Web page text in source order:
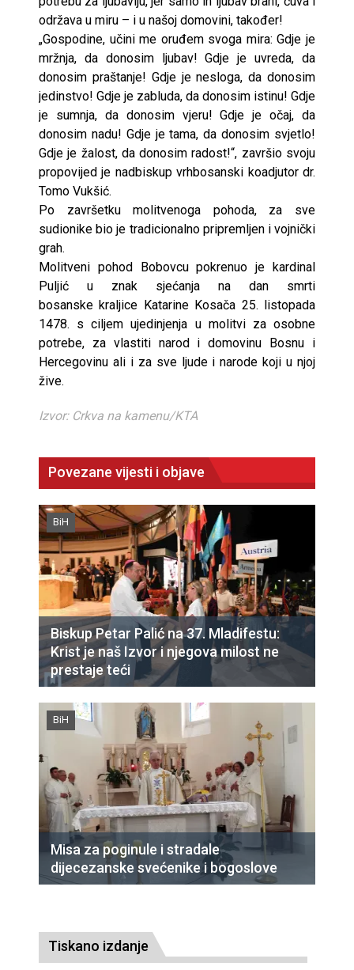
održava u miru – i u našoj domovini, također!
„Gospodine, učini me oruđem svoga mira: Gdje je
mržnja, da donosim ljubav! Gdje je uvreda, da
donosim praštanje! Gdje je nesloga, da donosim
jedinstvo! Gdje je zabluda, da donosim istinu! Gdje
je sumnja, da donosim vjeru! Gdje je očaj, da
donosim nadu! Gdje je tama, da donosim svjetlo!
Gdje je žalost, da donosim radost!“, završio svoju
propovijed je nadbiskup vrhbosanski koadjutor dr.
Tomo Vukšić.
Po završetku molitvenoga pohoda, za sve
sudionike bio je tradicionalno pripremljen i vojnički
grah.
Molitveni pohod Bobovcu pokrenuo je kardinal
Puljić u znak sjećanja na dan smrti
bosanske kraljice Katarine Kosača 25. listopada
1478. s ciljem ujedinjenja u molitvi za osobne
potrebe, za vlastiti narod i domovinu Bosnu i
Hercegovinu ali i za sve ljude i narode koji u njoj
žive.
Izvor: Crkva na kamenu/KTA
Povezane vijesti i objave
BiH
Biskup Petar Palić na 37. Mladifestu:
Krist je naš Izvor i njegova milost ne
prestaje teći
BiH
Misa za poginule i stradale
dijecezanske svećenike i bogoslove
Tiskano izdanje